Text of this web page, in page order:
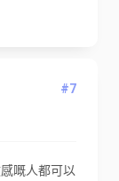
#7
嘅人都可以